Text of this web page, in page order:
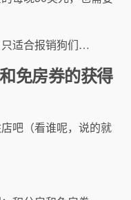
适合报销狗们…
免房券的获得
吧（看谁呢，说的就